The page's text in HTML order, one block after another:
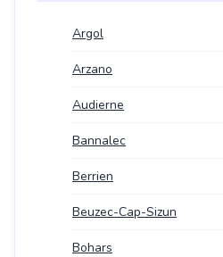
Argol
Arzano
Audierne
Bannalec
Berrien
Beuzec-Cap-Sizun
Bohars